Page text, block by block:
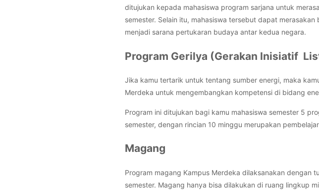
ditujukan kepada mahasiswa program sarjana untuk
semester. Selain itu, mahasiswa tersebut dapat
menjadi sarana pertukaran budaya antar kedua negara.
Program Gerilya (Gerakan Inisiatif
Jika kamu tertarik untuk tentang sumber energi, maka
Merdeka untuk mengembangkan kompetensi di bidang
Program ini ditujukan bagi kamu mahasiswa semester 5
semester, dengan rincian 10 minggu merupakan
Magang
Program magang Kampus Merdeka dilaksanakan dengan
semester. Magang hanya bisa dilakukan di ruang lingkup